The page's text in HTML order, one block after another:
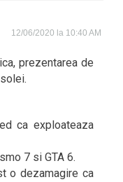
12/06/2020 la 10:40 AM
prezentarea de
ca exploateaza
7 si GTA 6.
o dezamagire ca